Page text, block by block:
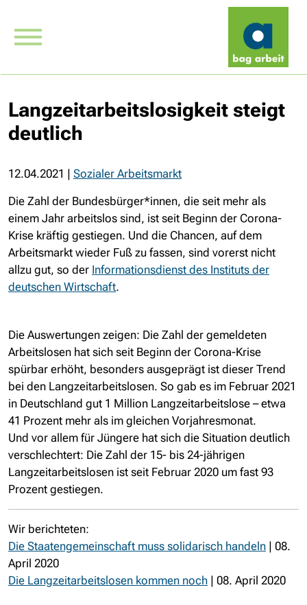
Langzeitarbeitslosigkeit steigt
deutlich
12.04.2021 | Sozialer Arbeitsmarkt
Die Zahl der Bundesbürger*innen, die seit mehr als
einem Jahr arbeitslos sind, ist seit Beginn der Corona-
Krise kräftig gestiegen. Und die Chancen, auf dem
Arbeitsmarkt wieder Fuß zu fassen, sind vorerst nicht
allzu gut, so der Informationsdienst des Instituts der
deutschen Wirtschaft.
Die Auswertungen zeigen: Die Zahl der gemeldeten
Arbeitslosen hat sich seit Beginn der Corona-Krise
spürbar erhöht, besonders ausgeprägt ist dieser Trend
bei den Langzeitarbeitslosen. So gab es im Februar 2021
in Deutschland gut 1 Million Langzeitarbeitslose – etwa
41 Prozent mehr als im gleichen Vorjahresmonat.
Und vor allem für Jüngere hat sich die Situation deutlich
verschlechtert: Die Zahl der 15- bis 24-jährigen
Langzeitarbeitslosen ist seit Februar 2020 um fast 93
Prozent gestiegen.
Wir berichteten:
Die Staatengemeinschaft muss solidarisch handeln | 08.
April 2020
Die Langzeitarbeitslosen kommen noch | 08. April 2020